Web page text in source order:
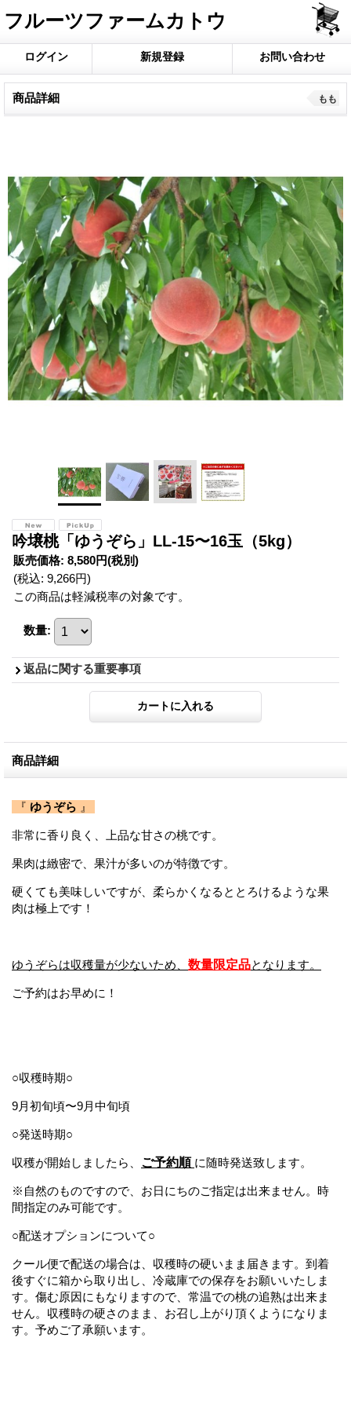
フルーツファームカトウ
ログイン 新規登録 お問い合わせ
商品詳細 もも
吟壌桃「ゆうぞら」LL-15〜16玉（5kg）
販売価格: 8,580円(税別)
(税込: 9,266円)
この商品は軽減税率の対象です。
数量:
返品に関する重要事項
商品詳細
『 ゆうぞら 』
非常に香り良く、上品な甘さの桃です。
果肉は緻密で、果汁が多いのが特徴です。
硬くても美味しいですが、柔らかくなるととろけるような果
肉は極上です！
ゆうぞらは収穫量が少ないため、 数量限定品となります。
ご予約はお早めに！
○収穫時期○
9月初旬頃〜9月中旬頃
○発送時期○
収穫が開始しましたら、 ご予約順 に随時発送致します。
※ 自然のものですので、お日にちのご指定は出来ません。時
間指定のみ可能です。
○配送オプションについて○
クール便で配送の場合は、収穫時の硬いまま届きます。 到着
後すぐに箱から取り出し、冷蔵庫での保存をお願いいたしま
す。 傷む原因にもなりますので、常温での桃の追熟は出来ま
せん。 収穫時の硬さのまま、お召し上がり頂くようになりま
す。予めご了承願います。